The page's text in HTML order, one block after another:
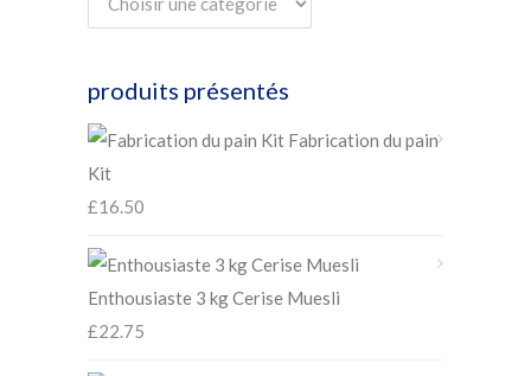
produits présentés
Fabrication du pain
Kit
£16.50
Enthousiaste 3 kg Cerise Muesli
£22.75